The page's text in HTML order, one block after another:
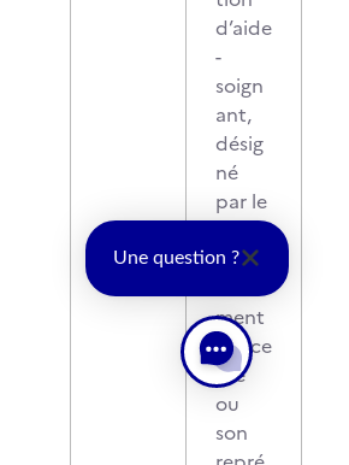
d’aide
-
soign
ant,
désig
né
par le
chef
d’éta
blisse
ment
conce
rné
ou
son
Une question ?